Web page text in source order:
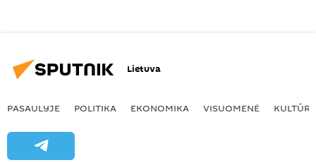
Lietuva
PASAULYJE POLITIKA EKONOMIKA VISUOMENĖ KULTŪRA